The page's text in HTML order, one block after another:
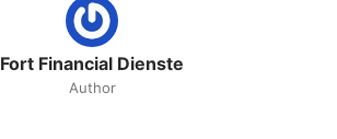
Fort Financial Dienste
Author